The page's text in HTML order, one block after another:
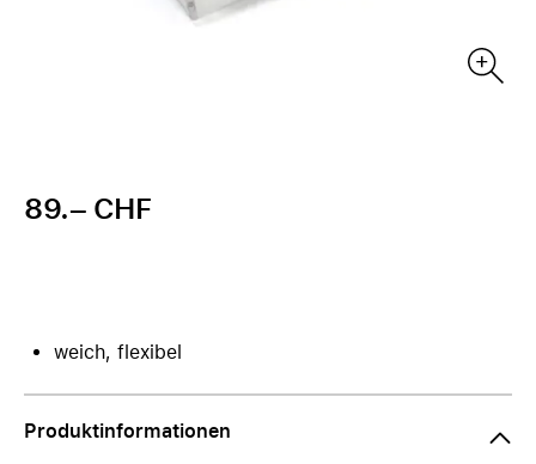
89.– CHF
weich, flexibel
Produktinformationen